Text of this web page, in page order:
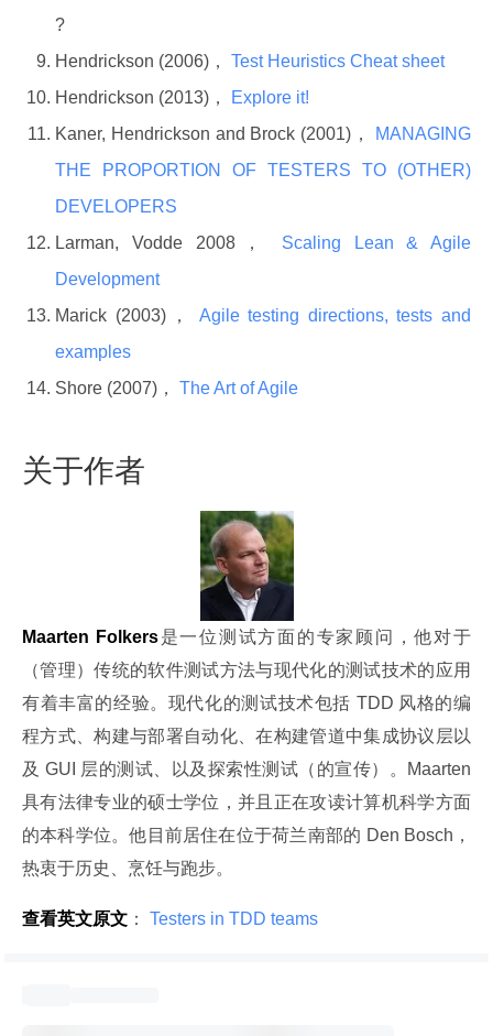
?
Hendrickson (2006)，
Test Heuristics Cheat sheet
Hendrickson (2013)，
Explore it!
Kaner, Hendrickson and Brock (2001)，
MANAGING
THE PROPORTION OF TESTERS TO (OTHER)
DEVELOPERS
Larman, Vodde 2008，
Scaling Lean & Agile
Development
Marick (2003)，
Agile testing directions, tests and
examples
Shore (2007)，
The Art of Agile
关于作者
Maarten Folkers是一位测试方面的专家顾问，他对于
（管理）传统的软件测试方法与现代化的测试技术的应用
有着丰富的经验。现代化的测试技术包括 TDD 风格的编
程方式、构建与部署自动化、在构建管道中集成协议层以
及 GUI 层的测试、以及探索性测试（的宣传）。Maarten
具有法律专业的硕士学位，并且正在攻读计算机科学方面
的本科学位。他目前居住在位于荷兰南部的 Den Bosch，
热衷于历史、烹饪与跑步。
查看英文原文 ： Testers in TDD teams